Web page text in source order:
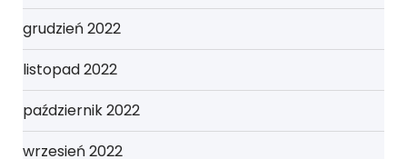
grudzień 2022
listopad 2022
październik 2022
wrzesień 2022